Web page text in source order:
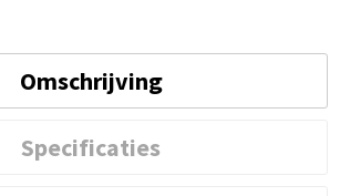
Omschrijving
Specificaties